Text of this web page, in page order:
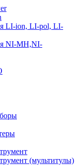
LI-ion, LI-pol, LI-
NI-MH,NI-
(мультитулы)